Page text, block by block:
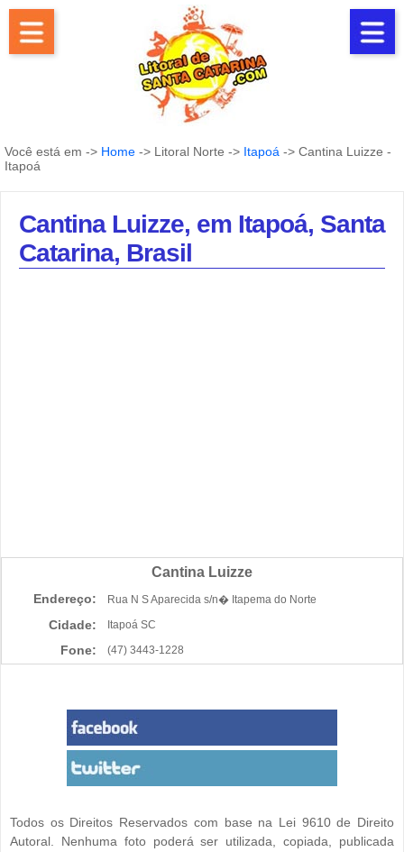
Você está em -> Home -> Litoral Norte -> Itapoá -> Cantina Luizze -
Itapoá
Cantina Luizze, em Itapoá, Santa
Catarina, Brasil
Cantina Luizze
Endereço: Rua N S Aparecida s/n� Itapema do Norte
Cidade: Itapoá SC
Fone: (47) 3443-1228
Todos os Direitos Reservados com base na Lei 9610 de Direito
Autoral. Nenhuma foto poderá ser utilizada, copiada, publicada